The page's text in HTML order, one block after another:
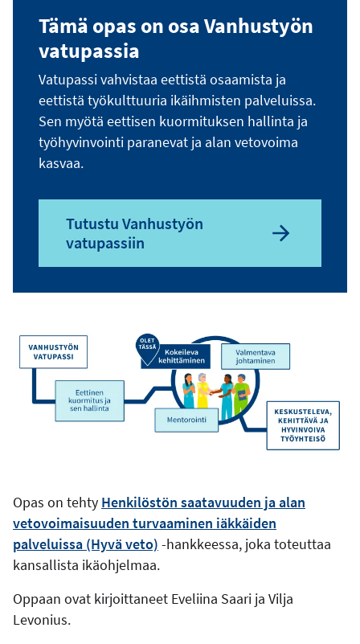
Tämä opas on osa Vanhustyön
vatupassia
Vatupassi vahvistaa eettistä osaamista ja
eettistä työkulttuuria ikäihmisten palveluissa.
Sen myötä eettisen kuormituksen hallinta ja
työhyvinvointi paranevat ja alan vetovoima
kasvaa.
Tutustu Vanhustyön
vatupassiin
Opas on tehty Henkilöstön saatavuuden ja alan
vetovoimaisuuden turvaaminen iäkkäiden
palveluissa (Hyvä veto) -hankkeessa, joka toteuttaa
kansallista ikäohjelmaa.
Oppaan ovat kirjoittaneet Eveliina Saari ja Vilja
Levonius.